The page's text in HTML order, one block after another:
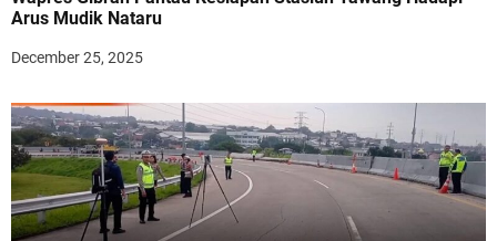
Arus Mudik Nataru
December 25, 2025